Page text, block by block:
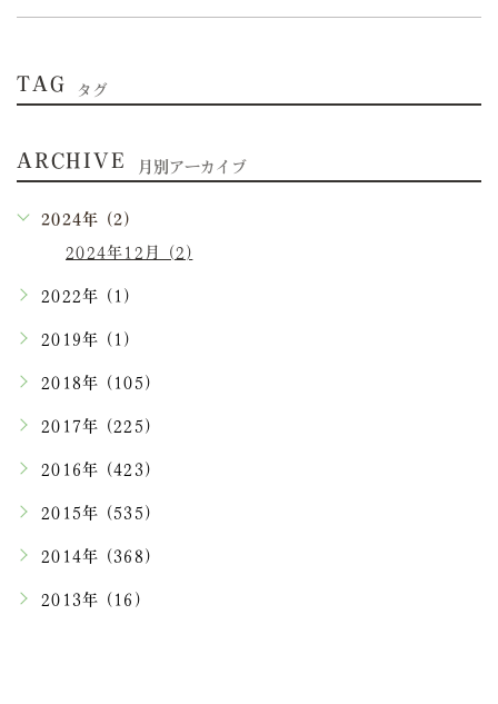
TAG タグ
ARCHIVE 月別アーカイブ
2024年 (2)
2024年12月 (2)
2022年 (1)
2019年 (1)
2018年 (105)
2017年 (225)
2016年 (423)
2015年 (535)
2014年 (368)
2013年 (16)